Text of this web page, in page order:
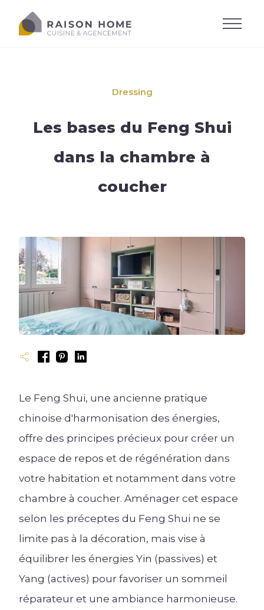
La cuisine équipée
Cuisine moderne
Cuisine design
Cuisine rustique
Cuisine industrielle
Agencements
Trouver son agencement
Cuisine ouverte
Cuisine fermée
Cuisine avec îlot
Cuisine ergonomique
Implantations
Cuisine en U
Cuisine en L
Cuisine en I
Couleurs et matériaux
Accessoires
Meubles de cuisine
Plan de travail et crédence
Électroménager
Éclairage
Ressources
Blog univers Cuisine
Agencements
Accessoires
Les types de dressing
Rangement sur-mesure
Les univers Raison Home
Découvrez l'univers de l'aménagement
d'intérieur
Conseil
Agencements
Bibliothèque
Meubles de salon
Meubles TV
Blog univers Salon
Créer mon Salon 3D
Les univers Raison Home
d'intérieur
Dressing
Les bases du Feng Shui
dans la chambre à
coucher
Le Feng Shui, une ancienne pratique
chinoise d'harmonisation des énergies,
offre des principes précieux pour créer un
espace de repos et de régénération dans
votre habitation et notamment dans votre
chambre à coucher. Aménager cet espace
selon les préceptes du Feng Shui ne se
limite pas à la décoration, mais vise à
équilibrer les énergies Yin (passives) et
Yang (actives) pour favoriser un sommeil
réparateur et une ambiance harmonieuse.